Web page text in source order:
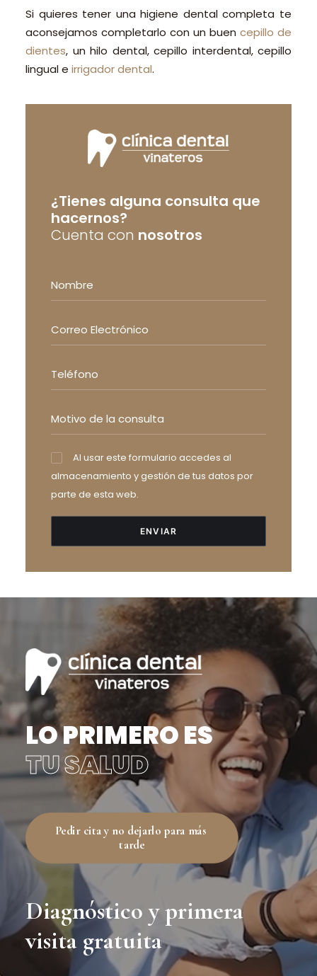
Si quieres tener una higiene dental completa te
aconsejamos completarlo con un buen cepillo de
dientes, un hilo dental, cepillo interdental, cepillo
lingual e irrigador dental.
¿Tienes alguna consulta que
hacernos?
Cuenta con nosotros
Al usar este formulario accedes al
almacenamiento y gestión de tus datos por
parte de esta web.
LO PRIMERO ES
TU SALUD
Pedir cita y no dejarlo para más
tarde
Diagnóstico y primera
visita gratuita